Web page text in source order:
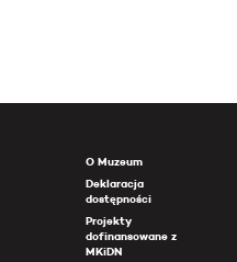
O Muzeum
Deklaracja
dostępności
Projekty
dofinansowane z
MKiDN